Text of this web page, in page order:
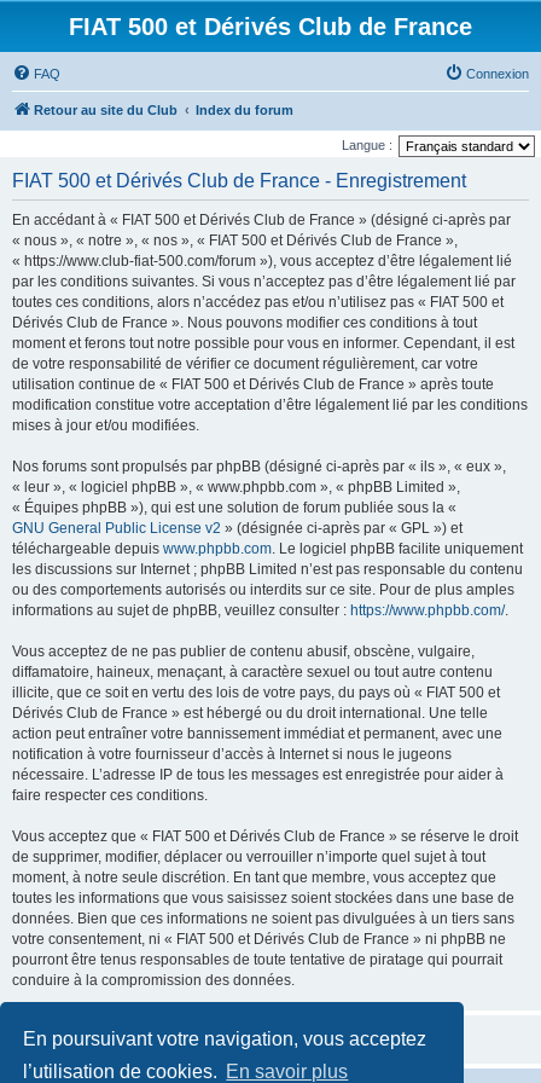
En poursuivant votre navigation, vous acceptez
l’utilisation de cookies. En savoir plus
FIAT 500 et Dérivés Club de France
FAQ Connexion
Retour au site du Club Index du forum
Langue :
FIAT 500 et Dérivés Club de France - Enregistrement
En accédant à « FIAT 500 et Dérivés Club de France » (désigné ci-après par
« nous », « notre », « nos », « FIAT 500 et Dérivés Club de France »,
« https://www.club-fiat-500.com/forum »), vous acceptez d’être légalement lié
par les conditions suivantes. Si vous n’acceptez pas d’être légalement lié par
toutes ces conditions, alors n’accédez pas et/ou n’utilisez pas « FIAT 500 et
Dérivés Club de France ». Nous pouvons modifier ces conditions à tout
moment et ferons tout notre possible pour vous en informer. Cependant, il est
de votre responsabilité de vérifier ce document régulièrement, car votre
utilisation continue de « FIAT 500 et Dérivés Club de France » après toute
modification constitue votre acceptation d’être légalement lié par les conditions
mises à jour et/ou modifiées.
Nos forums sont propulsés par phpBB (désigné ci-après par « ils », « eux »,
« leur », « logiciel phpBB », « www.phpbb.com », « phpBB Limited »,
« Équipes phpBB »), qui est une solution de forum publiée sous la «
GNU General Public License v2 » (désignée ci-après par « GPL ») et
téléchargeable depuis www.phpbb.com. Le logiciel phpBB facilite uniquement
les discussions sur Internet ; phpBB Limited n’est pas responsable du contenu
ou des comportements autorisés ou interdits sur ce site. Pour de plus amples
informations au sujet de phpBB, veuillez consulter : https://www.phpbb.com/.
Vous acceptez de ne pas publier de contenu abusif, obscène, vulgaire,
diffamatoire, haineux, menaçant, à caractère sexuel ou tout autre contenu
illicite, que ce soit en vertu des lois de votre pays, du pays où « FIAT 500 et
Dérivés Club de France » est hébergé ou du droit international. Une telle
action peut entraîner votre bannissement immédiat et permanent, avec une
notification à votre fournisseur d’accès à Internet si nous le jugeons
nécessaire. L’adresse IP de tous les messages est enregistrée pour aider à
faire respecter ces conditions.
Vous acceptez que « FIAT 500 et Dérivés Club de France » se réserve le droit
de supprimer, modifier, déplacer ou verrouiller n’importe quel sujet à tout
moment, à notre seule discrétion. En tant que membre, vous acceptez que
toutes les informations que vous saisissez soient stockées dans une base de
données. Bien que ces informations ne soient pas divulguées à un tiers sans
votre consentement, ni « FIAT 500 et Dérivés Club de France » ni phpBB ne
pourront être tenus responsables de toute tentative de piratage qui pourrait
conduire à la compromission des données.